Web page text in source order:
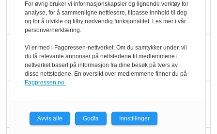
pris når elbilister
velger ladestopp
Ti bensinstasjoner
legger ned hver måned
oktan
For øvrig bruker vi informasjonskapsler og lignende verktøy for
analyse, for å sammenligne nettlesere, tilpasse innhold til deg
og for å utvikle og tilby nødvendig funksjonalitet. Les mer i vår
personvernerklæring.
Vi er med i Fagpressen-nettverket. Om du samtykker under, vil
du få relevante annonser på nettstedene til medlemmene i
nettverket basert på informasjon fra dine besøk på tvers av
disse nettstedene. En oversikt over medlemmene finner du på
Fagpressen.no.
Avvis alle Godta Innstillinger